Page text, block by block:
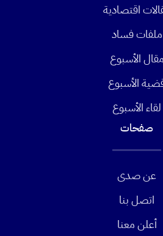
اقتصادية
ملفات فساد
مقال الأسبوع
الأسبوع
لقاء الأسبوع
صفحات
عن صدى
اتصل بنا
أعلن معنا